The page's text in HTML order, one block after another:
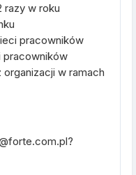
razy w roku
pracowników
pracowników
w ramach